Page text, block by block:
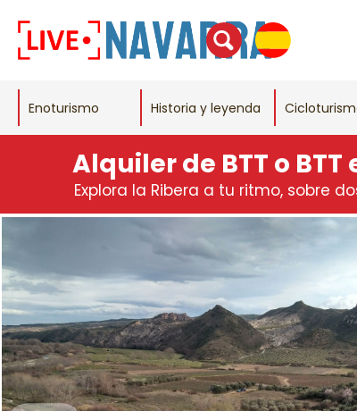
Enoturismo Historia y leyenda
Alquiler de BTT o
Explora la Ribera a tu ritmo, sobre